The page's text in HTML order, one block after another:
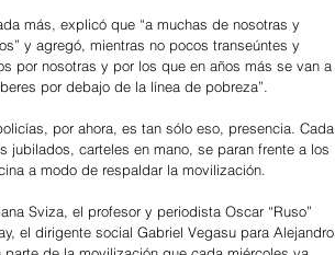
más, explicó que “a muchas de nosotras y
y agregó, mientras no pocos transeúntes y
por nosotras y por los que en años más se van a
por debajo de la línea de pobreza”.
por ahora, es tan sólo eso, presencia. Cada
carteles en mano, se paran frente a los
a modo de respaldar la movilización.
Sviza, el profesor y periodista Oscar “Ruso”
el dirigente social Gabriel Vegasu para Alejandro